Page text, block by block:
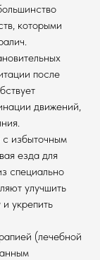
которыми
после
движений,
избыточным
езда для
специально
улучшить
укрепить
(лечебной